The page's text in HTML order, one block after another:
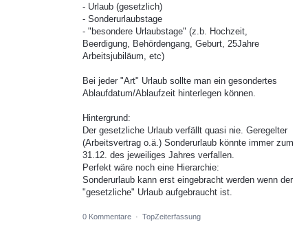
- Urlaub (gesetzlich)
- Sonderurlaubstage
- "besondere Urlaubstage" (z.b. Hochzeit,
Beerdigung, Behördengang, Geburt, 25Jahre
Arbeitsjubiläum, etc)
Bei jeder "Art" Urlaub sollte man ein gesondertes
Ablaufdatum/Ablaufzeit hinterlegen können.
Hintergrund:
Der gesetzliche Urlaub verfällt quasi nie. Geregelter
(Arbeitsvertrag o.ä.) Sonderurlaub könnte immer zum
31.12. des jeweiliges Jahres verfallen.
Perfekt wäre noch eine Hierarchie:
Sonderurlaub kann erst eingebracht werden wenn der
"gesetzliche" Urlaub aufgebraucht ist.
0 Kommentare · TopZeiterfassung